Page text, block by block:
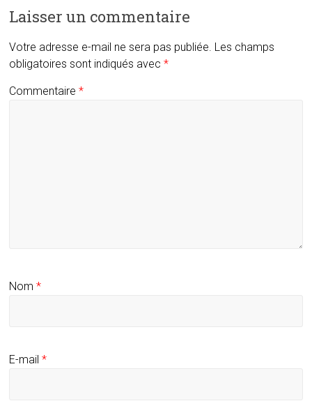
Laisser un commentaire
Votre adresse e-mail ne sera pas publiée. Les champs
obligatoires sont indiqués avec*
Commentaire*
Nom*
E-mail*